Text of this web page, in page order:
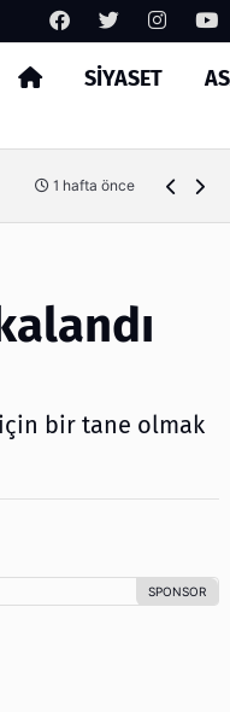
SIYASET
1 hafta önce Ambalaj
bir tane olmak